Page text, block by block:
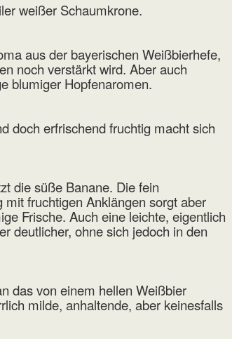
weißer Schaumkrone.
aus der bayerischen Weißbierhefe,
noch verstärkt wird. Aber auch
blumiger Hopfenaromen.
doch erfrischend fruchtig macht sich
die süße Banane. Die fein
fruchtigen Anklängen sorgt aber
Frische. Auch eine leichte, eigentlich
deutlicher, ohne sich jedoch in den
das von einem hellen Weißbier
milde, anhaltende, aber keinesfalls